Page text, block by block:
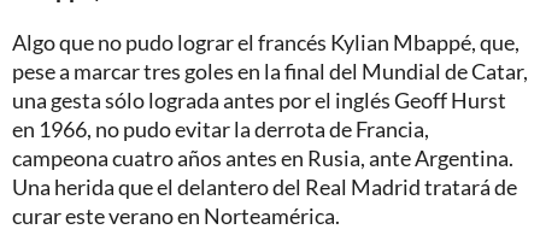
Algo que no pudo lograr el francés Kylian Mbappé, que,
pese a marcar tres goles en la final del Mundial de Catar,
una gesta sólo lograda antes por el inglés Geoff Hurst
en 1966, no pudo evitar la derrota de Francia,
campeona cuatro años antes en Rusia, ante Argentina.
Una herida que el delantero del Real Madrid tratará de
curar este verano en Norteamérica.